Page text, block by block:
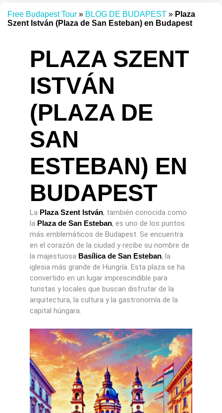
Free Budapest Tour » BLOG DE BUDAPEST » Plaza
Szent István (Plaza de San Esteban) en Budapest
PLAZA SZENT
ISTVÁN
(PLAZA DE
SAN
ESTEBAN) EN
BUDAPEST
La Plaza Szent István, también conocida como
la Plaza de San Esteban, es uno de los puntos
más emblemáticos de Budapest. Se encuentra
en el corazón de la ciudad y recibe su nombre de
la majestuosa Basílica de San Esteban, la
iglesia más grande de Hungría. Esta plaza se ha
convertido en un lugar imprescindible para
turistas y locales que buscan disfrutar de la
arquitectura, la cultura y la gastronomía de la
capital húngara.